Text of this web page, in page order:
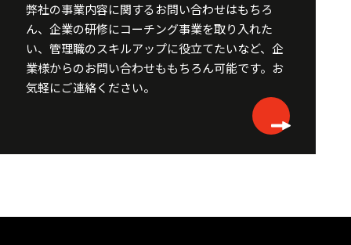
弊社の事業内容に関するお問い合わせはもちろ
ん、企業の研修にコーチング事業を取り入れた
い、 管理職のスキルアップに役立てたいなど、企
業様からのお問い合わせももちろん可能です。 お
気軽にご連絡ください。